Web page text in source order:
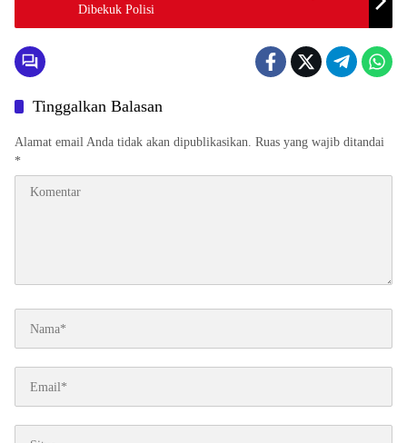
Dibekuk Polisi
Tinggalkan Balasan
Alamat email Anda tidak akan dipublikasikan. Ruas yang wajib ditandai
*